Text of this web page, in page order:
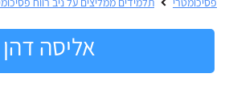
המוצרים
מבית
רווח
אליסה דהן